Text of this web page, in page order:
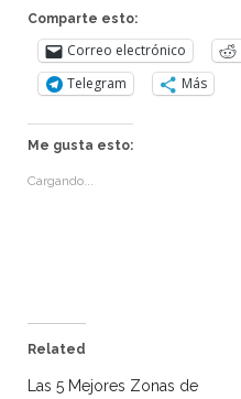
Comparte esto:
Correo electrónico
Telegram
Más
Me gusta esto:
Cargando...
Related
Las 5 Mejores Zonas de